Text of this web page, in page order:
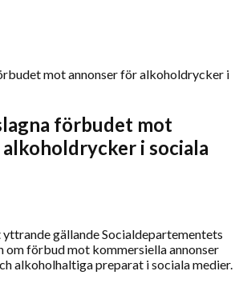
mot annonser för alkoholdrycker i
förbudet mot
i sociala
yttrande gällande Socialdepartementets
om förbud mot kommersiella annonser
alkoholhaltiga preparat i sociala medier.